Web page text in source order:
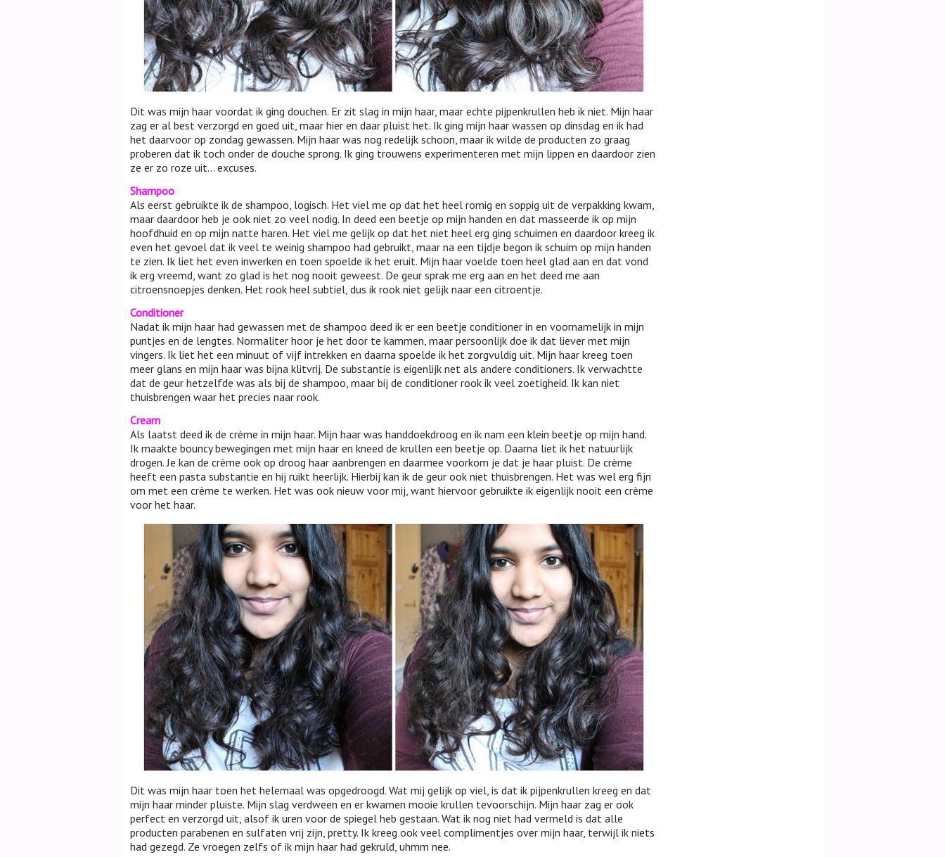
Dit was mijn haar voordat ik ging douchen. Er zit slag in mijn haar, maar echte pijpenkrullen heb ik niet. Mijn haar
zag er al best verzorgd en goed uit, maar hier en daar pluist het. Ik ging mijn haar wassen op dinsdag en ik had
het daarvoor op zondag gewassen. Mijn haar was nog redelijk schoon, maar ik wilde de producten zo graag
proberen dat ik toch onder de douche sprong. Ik ging trouwens experimenteren met mijn lippen en daardoor zien
ze er zo roze uit… excuses.
Shampoo
Als eerst gebruikte ik de shampoo, logisch. Het viel me op dat het heel romig en soppig uit de verpakking kwam,
maar daardoor heb je ook niet zo veel nodig. In deed een beetje op mijn handen en dat masseerde ik op mijn
hoofdhuid en op mijn natte haren. Het viel me gelijk op dat het niet heel erg ging schuimen en daardoor kreeg ik
even het gevoel dat ik veel te weinig shampoo had gebruikt, maar na een tijdje begon ik schuim op mijn handen
te zien. Ik liet het even inwerken en toen spoelde ik het eruit. Mijn haar voelde toen heel glad aan en dat vond
ik erg vreemd, want zo glad is het nog nooit geweest. De geur sprak me erg aan en het deed me aan
citroensnoepjes denken. Het rook heel subtiel, dus ik rook niet gelijk naar een citroentje.
Conditioner
Nadat ik mijn haar had gewassen met de shampoo deed ik er een beetje conditioner in en voornamelijk in mijn
puntjes en de lengtes. Normaliter hoor je het door te kammen, maar persoonlijk doe ik dat liever met mijn
vingers. Ik liet het een minuut of vijf intrekken en daarna spoelde ik het zorgvuldig uit. Mijn haar kreeg toen
meer glans en mijn haar was bijna klitvrij. De substantie is eigenlijk net als andere conditioners. Ik verwachtte
dat de geur hetzelfde was als bij de shampoo, maar bij de conditioner rook ik veel zoetigheid. Ik kan niet
thuisbrengen waar het precies naar rook.
Cream
Als laatst deed ik de crème in mijn haar. Mijn haar was handdoekdroog en ik nam een klein beetje op mijn hand.
Ik maakte bouncy bewegingen met mijn haar en kneed de krullen een beetje op. Daarna liet ik het natuurlijk
drogen. Je kan de crème ook op droog haar aanbrengen en daarmee voorkom je dat je haar pluist. De crème
heeft een pasta substantie en hij ruikt heerlijk. Hierbij kan ik de geur ook niet thuisbrengen. Het was wel erg fijn
om met een crème te werken. Het was ook nieuw voor mij, want hiervoor gebruikte ik eigenlijk nooit een crème
voor het haar.
Dit was mijn haar toen het helemaal was opgedroogd. Wat mij gelijk op viel, is dat ik pijpenkrullen kreeg en dat
mijn haar minder pluiste. Mijn slag verdween en er kwamen mooie krullen tevoorschijn. Mijn haar zag er ook
perfect en verzorgd uit, alsof ik uren voor de spiegel heb gestaan. Wat ik nog niet had vermeld is dat alle
producten parabenen en sulfaten vrij zijn, pretty. Ik kreeg ook veel complimentjes over mijn haar, terwijl ik niets
had gezegd. Ze vroegen zelfs of ik mijn haar had gekruld, uhmm nee.